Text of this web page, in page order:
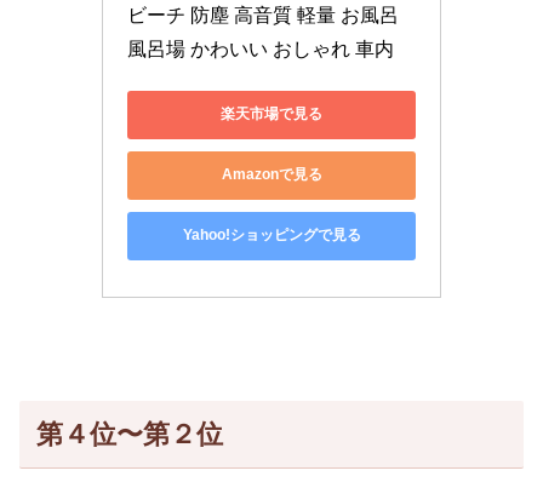
ビーチ 防塵 高音質 軽量 お風呂
風呂場 かわいい おしゃれ 車内
楽天市場で見る
Amazonで見る
Yahoo!ショッピングで見る
第４位〜第２位